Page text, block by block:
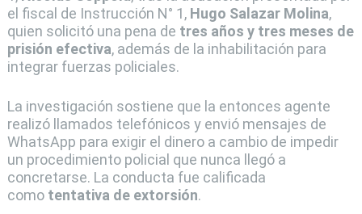
el fiscal de Instrucción N° 1, Hugo Salazar Molina,
quien solicitó una pena de tres años y tres meses de
prisión efectiva, además de la inhabilitación para
integrar fuerzas policiales.
La investigación sostiene que la entonces agente
realizó llamados telefónicos y envió mensajes de
WhatsApp para exigir el dinero a cambio de impedir
un procedimiento policial que nunca llegó a
concretarse. La conducta fue calificada
como tentativa de extorsión.